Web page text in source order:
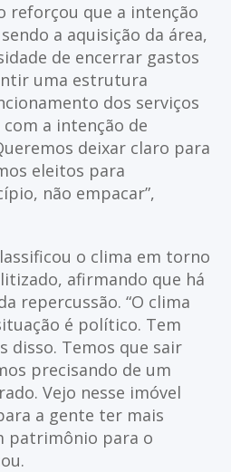
reforçou que a intenção
a aquisição da área,
de encerrar gastos
uma estrutura
dos serviços
com a intenção de
deixar claro para
eleitos para
não empacar”,
o clima em torno
afirmando que há
repercussão. “O clima
é político. Tem
disso. Temos que sair
precisando de um
Vejo nesse imóvel
a gente ter mais
patrimônio para o